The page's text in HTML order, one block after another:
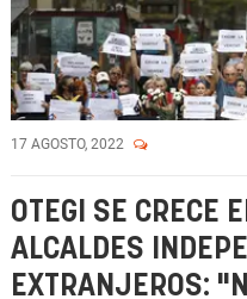
17 AGOSTO, 2022
OTEGI SE CRECE
ALCALDES
EXTRANJEROS: